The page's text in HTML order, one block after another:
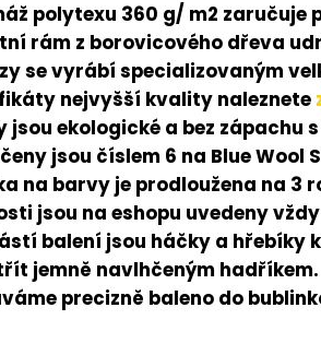
polytexu 360 g/ m2 zaručuje
rám z borovicového dřeva
se vyrábí specializovaným
nejvyšší kvality naleznete
jsou ekologické a bez
jsou číslem 6 na Blue Wool
na barvy je prodloužena na 3
jsou na eshopu uvedeny
balení jsou háčky a hřebíky
jemně navlhčeným hadříkem.
precizně baleno do